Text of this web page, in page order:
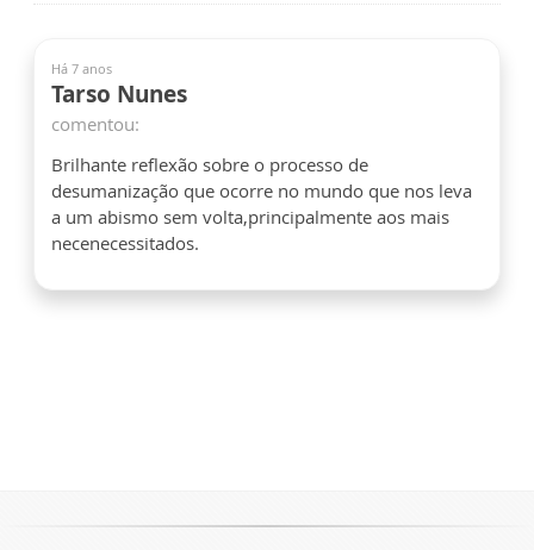
Há 7 anos
Tarso Nunes
comentou:
Brilhante reflexão sobre o processo de
desumanização que ocorre no mundo que nos leva
a um abismo sem volta,principalmente aos mais
necenecessitados.